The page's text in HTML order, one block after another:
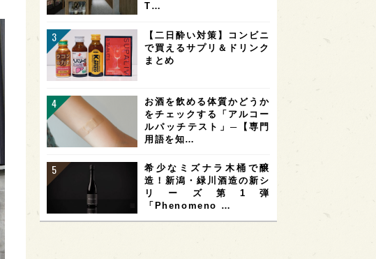
T…
【二日酔い対策】コンビニ
で買えるサプリ＆ドリンク
まとめ
お酒を飲める体質かどうか
をチェックする「アルコー
ルパッチテスト」─【専門
用語を知…
希少なミズナラ木桶で醸
造！新潟・緑川酒造の新シ
リーズ第1弾
「Phenomeno …